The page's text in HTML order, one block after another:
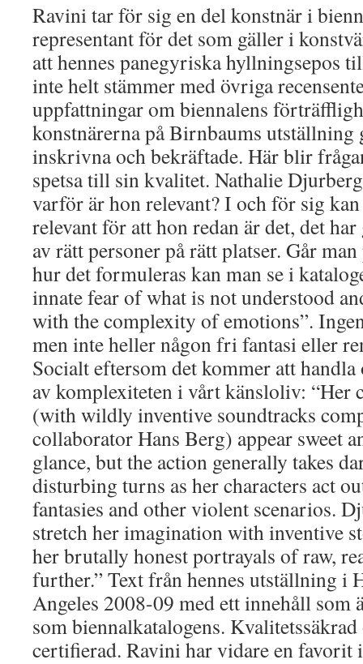
Ravini tar för sig en del konstnär i
representant för det som gäller i
att hennes panegyriska hyllningsepos
inte helt stämmer med övriga
uppfattningar om biennalens
konstnärerna på Birnbaums utställning
inskrivna och bekräftade. Här blir
spetsa till sin kvalitet. Nathalie
varför är hon relevant? I och för sig kan
relevant för att hon redan är det, det
av rätt personer på rätt platser. Går
hur det formuleras kan man se i
innate fear of what is not understood
with the complexity of emotions”.
men inte heller någon fri fantasi eller
Socialt eftersom det kommer att
av komplexiteten i vårt känsloliv: “Her
(with wildly inventive soundtracks
collaborator Hans Berg) appear sweet
glance, but the action generally takes
disturbing turns as her characters act
fantasies and other violent scenarios.
stretch her imagination with inventive
her brutally honest portrayals of raw,
further.” Text från hennes utställning i
Angeles 2008-09 med ett innehåll som
som biennalkatalogens.
certifierad. Ravini har vidare en favorit